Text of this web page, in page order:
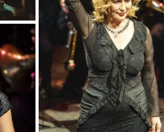
sif_2473